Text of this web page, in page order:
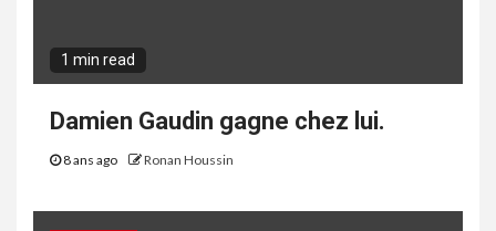
1 min read
Damien Gaudin gagne chez lui.
8 ans ago Ronan Houssin